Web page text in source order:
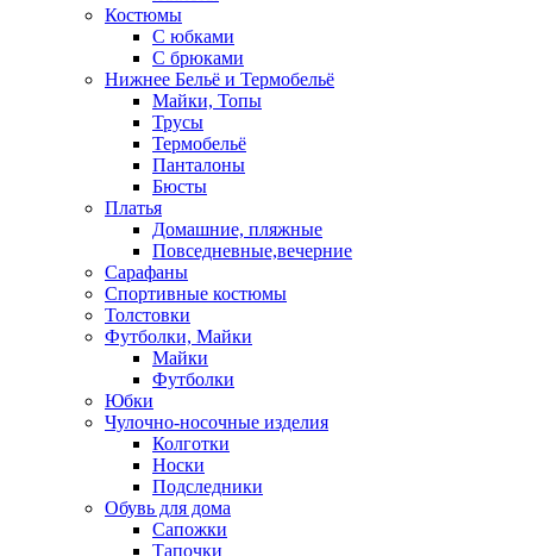
Костюмы
С юбками
С брюками
Нижнее Бельё и Термобельё
Майки, Топы
Трусы
Термобельё
Панталоны
Бюсты
Платья
Домашние, пляжные
Повседневные,вечерние
Сарафаны
Спортивные костюмы
Толстовки
Футболки, Майки
Майки
Футболки
Юбки
Чулочно-носочные изделия
Колготки
Носки
Подследники
Обувь для дома
Сапожки
Тапочки